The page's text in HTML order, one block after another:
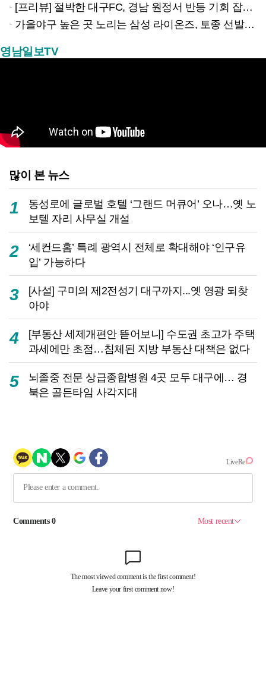
[프리뷰] 절박한 대구FC, 경남 원정서 반등 기회 잡을까?
가을야구 높은 곳 노리는 삼성 라이온즈, 토종 선발 반등이 열쇠
영남일보TV
많이 본 뉴스
1
동성로에 글로벌 호텔 ‘그랜드 머큐어’ 오나…옛 노
보텔 자리 사무실 개설
2
‘세컨드홈’ 특례 광역시 전체로 확대해야 ‘인구유
입’ 가능하다
3
[사설] 구미의 제2전성기 대구까지...옛 영광 되찾
아야
4
[부동산 세제개편안 뜯어보니] 수도권 초고가 주택
과세에만 초점…침체된 지방 부동산 대책은 없다
5
뇌졸중 전문 상급종합병원 4곳 모두 대구에… 경
북은 골든타임 사각지대